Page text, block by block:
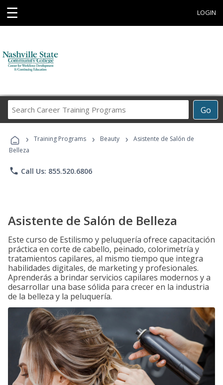
☰ LOGIN
Go
Career
Programs
› Training Programs › Beauty ›
Asistente de Salón de
Belleza
phone Call Us: 855.520.6806
Asistente de Salón de Belleza
Este curso de Estilismo y peluquería ofrece capacitación
práctica en corte de cabello, peinado, colorimetría y
tratamientos capilares, al mismo tiempo que integra
habilidades digitales, de marketing y profesionales.
Aprenderás a brindar servicios capilares modernos y a
desarrollar una base sólida para crecer en la industria
de la belleza y la peluquería.